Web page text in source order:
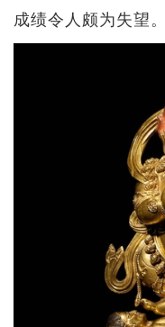
成绩令人颇为失望。